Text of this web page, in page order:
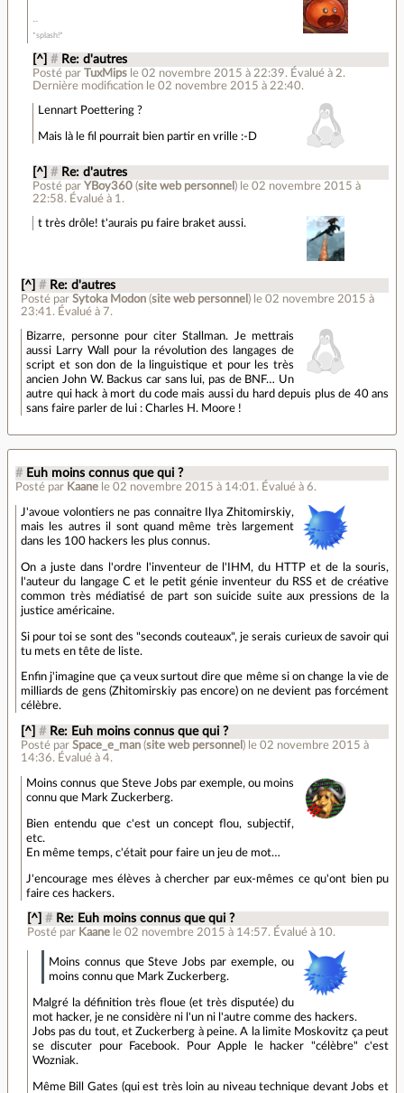
*splash!*
[^] # Re: d'autres
Posté parTuxMips le 02 novembre 2015 à 22:39. Évalué à 2.
Dernière modification le 02 novembre 2015 à 22:40.
Lennart Poettering ?
Mais là le fil pourrait bien partir en vrille :-D
[^] # Re: d'autres
Posté parYBoy360 (site web personnel ) le 02 novembre 2015 à
22:58. Évalué à 1 .
t très drôle! t'aurais pu faire braket aussi.
[^] # Re: d'autres
Posté parSytoka Modon (site web personnel ) le 02 novembre 2015 à
23:41 . Évalué à7.
Bizarre, personne pour citer Stallman. Je mettrais
aussi Larry Wall pour la révolution des langages de
script et son don de la linguistique et pour les très
ancien John W. Backus car sans lui, pas de BNF… Un
autre qui hack à mort du code mais aussi du hard depuis plus de 40 ans
sans faire parler de lui : Charles H. Moore !
# Euh moins connus que qui ?
Posté par Kaane le 02 novembre 2015 à 14:01 . Évalué à 6.
J'avoue volontiers ne pas connaitre Ilya Zhitomirskiy,
mais les autres il sont quand même très largement
dans les 100 hackers les plus connus.
On a juste dans l'ordre l'inventeur de l'IHM, du HTTP et de la souris,
l'auteur du langage C et le petit génie inventeur du RSS et de créative
common très médiatisé de part son suicide suite aux pressions de la
justice américaine.
Si pour toi se sont des "seconds couteaux", je serais curieux de savoir qui
tu mets en tête de liste.
Enfin j'imagine que ça veux surtout dire que même si on change la vie de
milliards de gens (Zhitomirskiy pas encore) on ne devient pas forcément
célèbre.
[^] # Re: Euh moins connus que qui ?
Posté parSpace_e_man (site web personnel ) le 02 novembre 2015 à
14:36. Évalué à4.
Moins connus que Steve Jobs par exemple, ou moins
connu que Mark Zuckerberg.
Bien entendu que c'est un concept flou, subjectif,
etc.
En même temps, c'était pour faire un jeu de mot…
J'encourage mes élèves à chercher par eux-mêmes ce qu'ont bien pu
faire ces hackers.
[^] # Re: Euh moins connus que qui ?
Posté par Kaane le 02 novembre 2015 à 14:57. Évalué à 10.
Moins connus que Steve Jobs par exemple, ou
moins connu que Mark Zuckerberg.
Malgré la définition très floue (et très disputée) du
mot hacker, je ne considère ni l'un ni l'autre comme des hackers.
Jobs pas du tout, et Zuckerberg à peine. A la limite Moskovitz ça peut
se discuter pour Facebook. Pour Apple le hacker "célèbre" c'est
Wozniak.
Même Bill Gates (qui est très loin au niveau technique devant Jobs et